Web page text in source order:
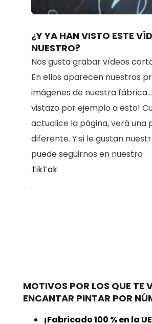
Unmute Loaded
80.91%
¿Y YA HAN VISTO ESTE
NUESTRO?
Nos gusta grabar vídeos
En ellos aparecen nuestros
imágenes de nuestra fábrica...
vistazo por ejemplo a esto!
actualice la página, verá una
diferente. Y si le gustan
puede seguirnos en nuestro
TikTok
.
MOTIVOS POR LOS QUE TE
ENCANTAR PINTAR POR
¡Fabricado 100 % en la